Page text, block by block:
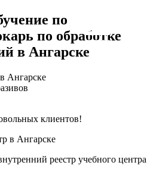
по
по обработке
в Ангарске
Ангарске
клиентов!
в Ангарске
реестр учебного центра